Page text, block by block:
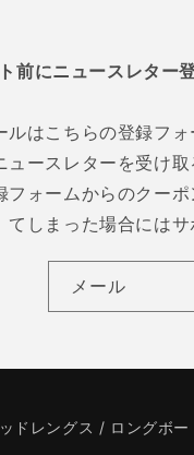
前にニュースレター
ルはこちらの登録フ
ュースレターを受け
フォームからのクー
てしまった場合にはサ
メール
ドレングス / ロングボー